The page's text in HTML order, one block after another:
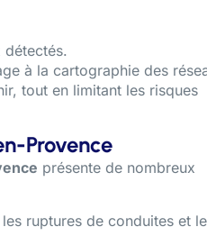
détectés.
à la cartographie des
tout en limitant les risques
Provence
présente de nombreux
ruptures de conduites et